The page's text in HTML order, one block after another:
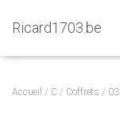
Ricard1703.be
Accueil / C / Coffrets / 03